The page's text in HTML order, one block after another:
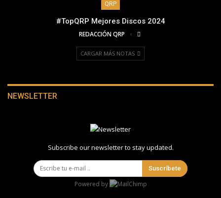
QRP
#TopQRP Mejores Discos 2024
REDACCIÓN QRP
CARGAR MÁS NOTAS
NEWSLETTER
Subscribe our newsletter to stay updated.
Suscríbete
Powered by